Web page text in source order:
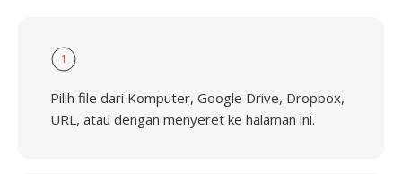
1
Pilih file dari Komputer, Google Drive, Dropbox,
URL, atau dengan menyeret ke halaman ini.